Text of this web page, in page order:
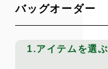
バッグオーダー
1.アイテムを選ぶ